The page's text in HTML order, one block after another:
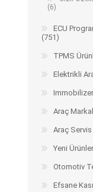
Arıza Tespit
Araç
Kabloları
Lisanslar
Gizli Özellik
(6)
ECU
(751)
TPMS
Elektrikli
Araç
Araç Servis
Yeni
Otomotiv
Efsane